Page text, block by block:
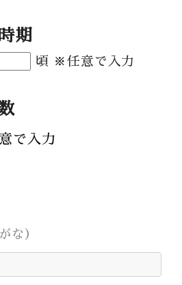
成約者サイト
follow us
期
頃 ※任意で入力
で入力
な）